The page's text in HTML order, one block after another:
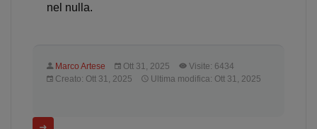
nel nulla.
Marco Artese Ott 31, 2025
Visite: 6434
Creato: Ott 31, 2025
Ultima modifica: Ott 31, 2025